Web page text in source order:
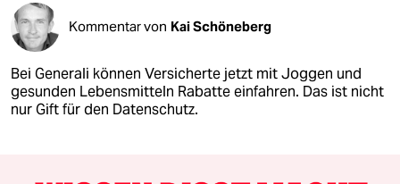
Kommentar von Kai Schöneberg
Bei Generali können Versicherte jetzt mit Joggen und
gesunden Lebensmitteln Rabatte einfahren. Das ist nicht
nur Gift für den Datenschutz.